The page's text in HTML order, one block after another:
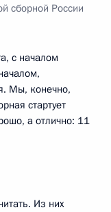
сборной России
с началом
Мы, конечно,
стартует
а отлично: 11
Из них